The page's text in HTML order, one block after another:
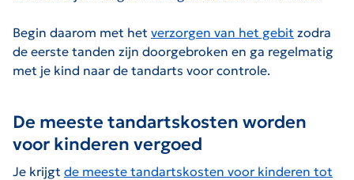
Begin daarom met het verzorgen van het gebit zodra
de eerste tanden zijn doorgebroken en ga regelmatig
met je kind naar de tandarts voor controle.
De meeste tandartskosten worden
voor kinderen vergoed
Je krijgt de meeste tandartskosten voor kinderen tot